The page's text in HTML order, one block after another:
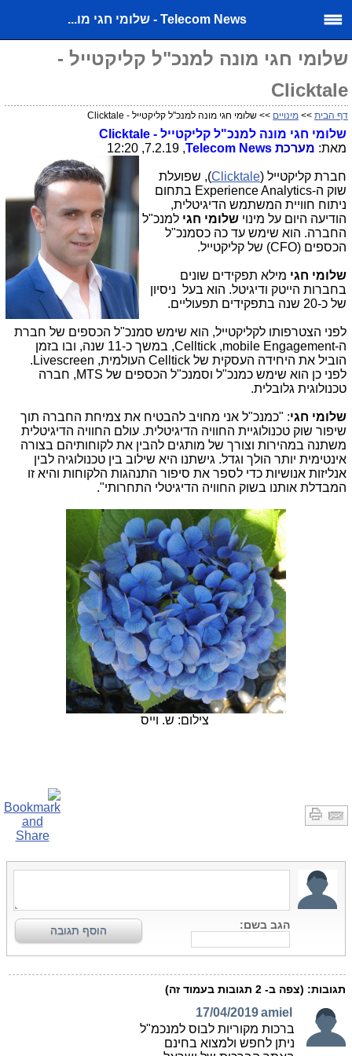
Telecom News - שלומי חגי מו...
שלומי חגי מונה למנכ"ל קליקטייל -
Clicktale
דף הבית >> מינויים >> שלומי חגי מונה למנכ"ל קליקטייל - Clicktale
שלומי חגי מונה למנכ"ל קליקטייל - Clicktale
מאת: מערכת Telecom News
, 7.2.19, 12:20
חברת קליקטייל (Clicktale)
, שפועלת
שוק ה-Experience Analytics בתחום
ניתוח חוויית המשתמש הדיגיטלית,
הודיעה היום על מינוי שלומי חגי למנכ"ל
החברה. הוא שימש עד כה כסמנכ"ל
הכספים (CFO) של קליקטייל.
שלומי חגי מילא תפקידים שונים
בחברות הייטק ודיגיטל. הוא בעל ניסיון
של כ-20 שנה בתפקידים תפעוליים.
לפני הצטרפותו לקליקטייל, הוא שימש סמנכ"ל הכספים של חברת
ה-mobile Engagement
,
Celltick
, במשך כ-11 שנה, ובו בזמן
הוביל את היחידה העסקית של Celltick העולמית, Livescreen
.
לפני כן הוא שימש כמנכ"ל וסמנכ"ל הכספים של MTS, חברה
טכנולוגית גלובלית.
שלומי חגי: "כמנכ"ל אני מחויב להבטיח את צמיחת החברה תוך
שיפור שוק טכנולוגיית החוויה הדיגיטלית. עולם החוויה הדיגיטלית
משתנה במהירות וצורך של מותגים להבין את לקוחותיהם בצורה
אינטימית יותר הולך וגדל. גישתנו היא שילוב בין טכנולוגיה לבין
אנליזות אנושיות כדי לספר את סיפור התנהגות הלקוחות והיא זו
המבדלת אותנו בשוק החוויה הדיגיטלי התחרותי".
צילום: ש. וייס